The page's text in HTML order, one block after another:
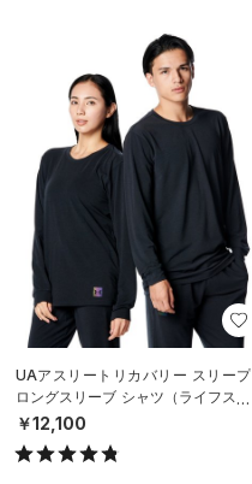
UAアスリートリカバリー スリープ
ロングスリーブ シャツ（ライフスタ
イル/UNISEX）
￥12,100